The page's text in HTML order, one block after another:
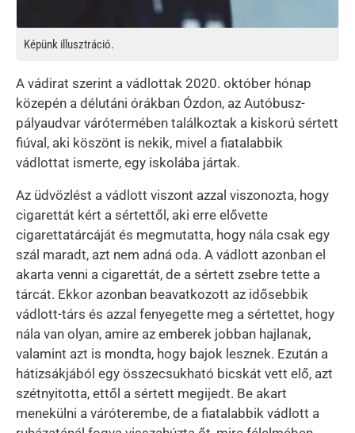
Képünk illusztráció.
A vádirat szerint a vádlottak 2020. október hónap
közepén a délutáni órákban Ózdon, az Autóbusz-
pályaudvar várótermében találkoztak a kiskorú sértett
fiúval, aki köszönt is nekik, mivel a fiatalabbik
vádlottat ismerte, egy iskolába jártak.
Az üdvözlést a vádlott viszont azzal viszonozta, hogy
cigarettát kért a sértettől, aki erre elővette
cigarettatárcáját és megmutatta, hogy nála csak egy
szál maradt, azt nem adná oda. A vádlott azonban el
akarta venni a cigarettát, de a sértett zsebre tette a
tárcát. Ekkor azonban beavatkozott az idősebbik
vádlott-társ és azzal fenyegette meg a sértettet, hogy
nála van olyan, amire az emberek jobban hajlanak,
valamint azt is mondta, hogy bajok lesznek. Ezután a
hátizsákjából egy összecsukható bicskát vett elő, azt
szétnyitotta, ettől a sértett megijedt. Be akart
menekülni a váróterembe, de a fiatalabbik vádlott a